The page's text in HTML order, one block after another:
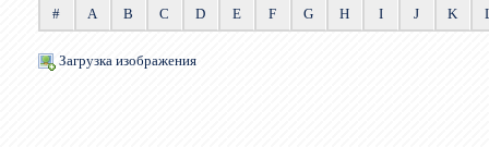
# A B C D E F G H I J K
Загрузка изображения